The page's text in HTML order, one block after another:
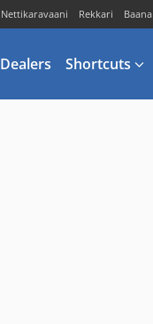
Nettikaravaani Rekkari Baana
Dealers Shortcuts